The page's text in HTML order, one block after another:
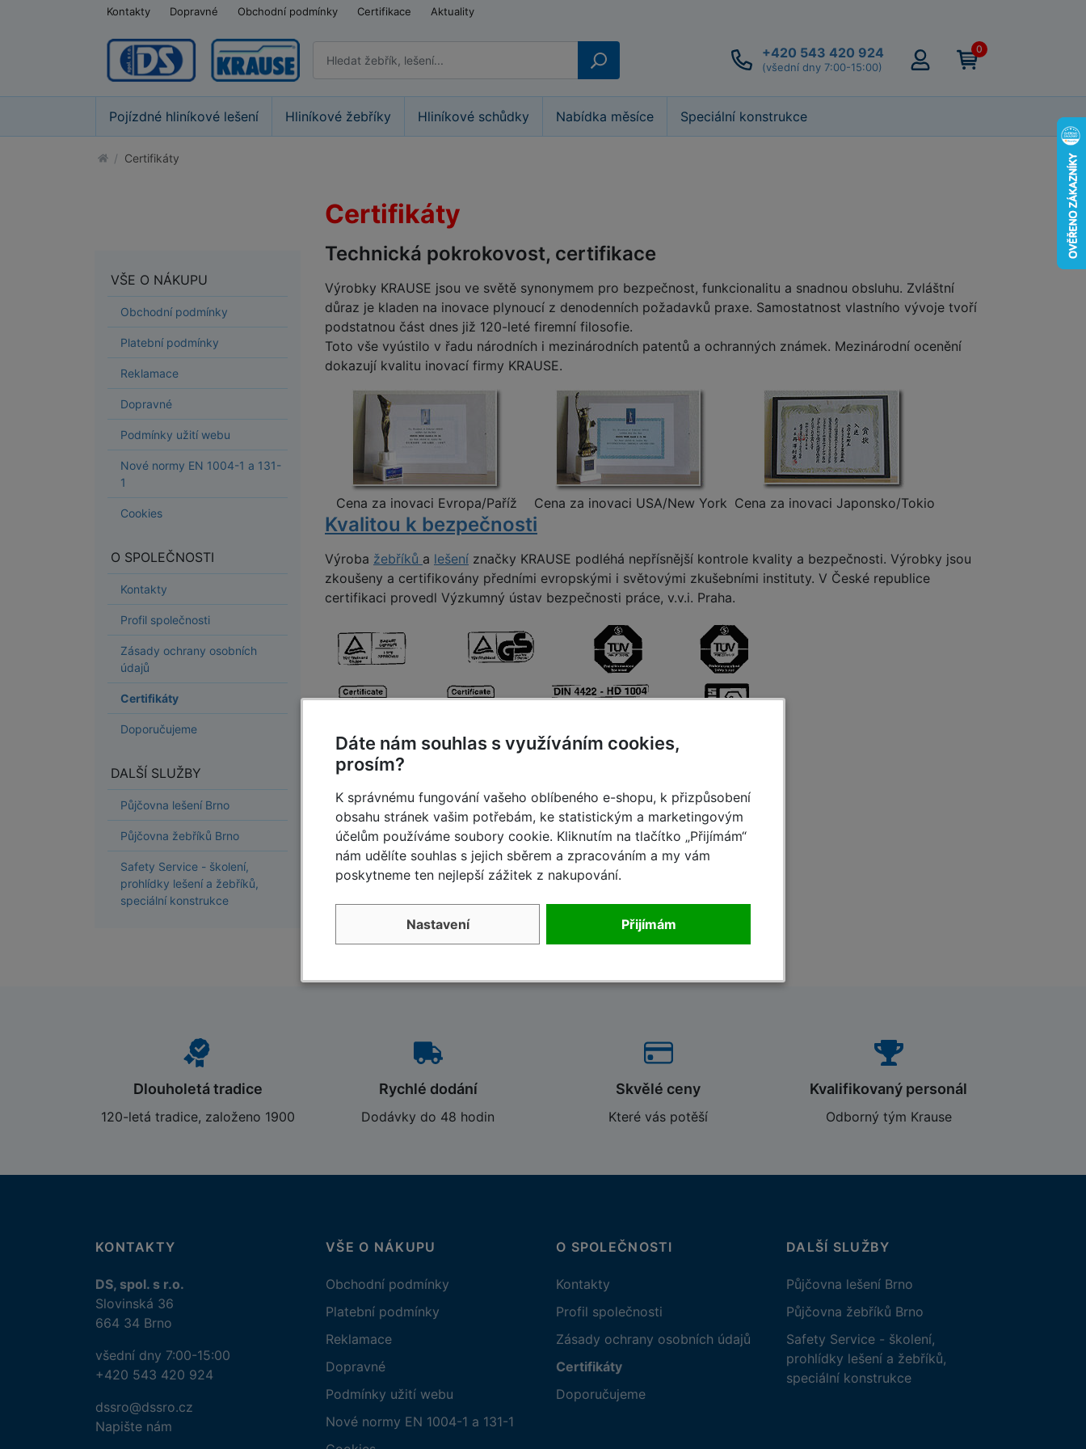
Kontakty Dopravné Obchodní podmínky Certifikace Aktuality
+420 543 420 924
(všední dny 7:00-15:00)
0
Pojízdné hliníkové lešení Hliníkové žebříky Hliníkové schůdky Nabídka měsíce Speciální konstrukce
Certifikáty
Certifikáty
Technická pokrokovost, certifikace
Výrobky KRAUSE jsou ve světě synonymem pro bezpečnost, funkcionalitu a snadnou obsluhu. Zvláštní
důraz je kladen na inovace plynoucí z denodenních požadavků praxe. Samostatnost vlastního vývoje tvoří
podstatnou část dnes již 120-leté firemní filosofie.
Toto vše vyústilo v řadu národních i mezinárodních patentů a ochranných známek. Mezinárodní ocenění
dokazují kvalitu inovací firmy KRAUSE.
Cena za inovaci Evropa/Paříž Cena za inovaci USA/New York Cena za inovaci Japonsko/Tokio
Kvalitou k bezpečnosti
Výroba žebříků a lešení značky KRAUSE podléhá nepřísnější kontrole kvality a bezpečnosti. Výrobky jsou
zkoušeny a certifikovány předními evropskými i světovými zkušebními instituty. V České republice
certifikaci provedl Výzkumný ústav bezpečnosti práce, v.v.i. Praha.
VŠE O NÁKUPU
Obchodní podmínky
Platební podmínky
Reklamace
Dopravné
Podmínky užití webu
Nové normy EN 1004-1 a 131-
1
Cookies
O SPOLEČNOSTI
Kontakty
Profil společnosti
Zásady ochrany osobních
údajů
Certifikáty
Doporučujeme
DALŠÍ SLUŽBY
Půjčovna lešení Brno
Půjčovna žebříků Brno
Safety Service - školení,
prohlídky lešení a žebříků,
speciální konstrukce
Dlouholetá tradice
120-letá tradice, založeno 1900
Rychlé dodání
Dodávky do 48 hodin
Skvělé ceny
Které vás potěší
Kvalifikovaný personál
Odborný tým Krause
KONTAKTY
DS, spol. s r.o.
Slovinská 36
664 34 Brno
všední dny 7:00-15:00
+420 543 420 924
dssro@dssro.cz
Napište nám
VŠE O NÁKUPU
Obchodní podmínky
Platební podmínky
Reklamace
Dopravné
Podmínky užití webu
Nové normy EN 1004-1 a 131-1
O SPOLEČNOSTI
Kontakty
Profil společnosti
Zásady ochrany osobních údajů
Certifikáty
Doporučujeme
DALŠÍ SLUŽBY
Půjčovna lešení Brno
Půjčovna žebříků Brno
Safety Service - školení,
prohlídky lešení a žebříků,
speciální konstrukce
Dáte nám souhlas s využíváním cookies,
prosím?
K správnému fungování vašeho oblíbeného e-shopu, k přizpůsobení
obsahu stránek vašim potřebám, ke statistickým a marketingovým
účelům používáme soubory cookie. Kliknutím na tlačítko „Přijímám“
nám udělíte souhlas s jejich sběrem a zpracováním a my vám
poskytneme ten nejlepší zážitek z nakupování.
Nastavení Přijímám